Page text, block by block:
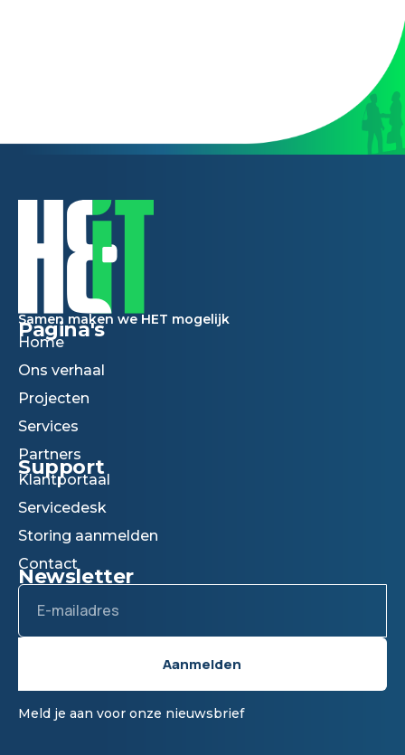
Samen maken we HET mogelijk
Pagina's
Home
Ons verhaal
Projecten
Services
Partners
Support
Klantportaal
Servicedesk
Storing aanmelden
Contact
Newsletter
Email
Aanmelden
Meld je aan voor onze nieuwsbrief